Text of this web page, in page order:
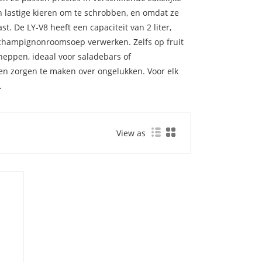
kieren om te schrobben, en omdat ze
De LY-V8 heeft een capaciteit van 2 liter,
verwerken. Zelfs op fruit
ideaal voor saladebars of
zorgen te maken over ongelukken. Voor elk
View as